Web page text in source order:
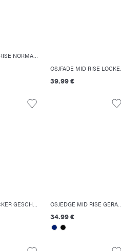
39.99 €
OSJEDGE MID RISE
34.99 €